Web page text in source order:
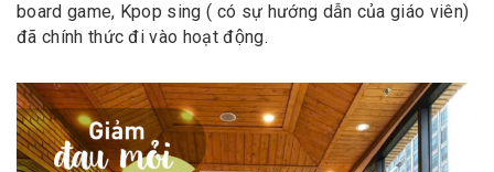
board game, Kpop sing ( có sự hướng dẫn của giáo viên)
đã chính thức đi vào hoạt động.